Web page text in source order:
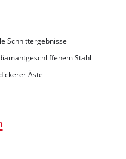
Schnittergebnisse
Stahl
Äste